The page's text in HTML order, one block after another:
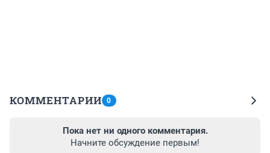
КОММЕНТАРИИ 0
Пока нет ни одного комментария.
Начните обсуждение первым!